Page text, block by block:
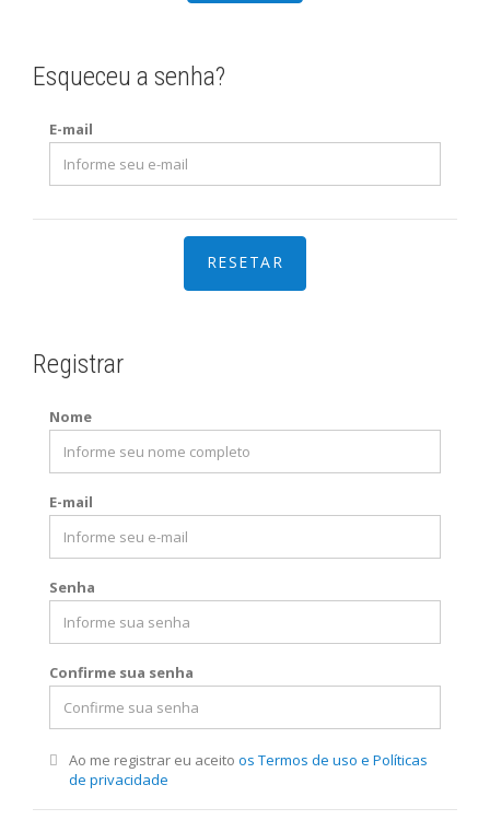
Esqueceu a senha?
E-mail
Registrar
Nome
E-mail
Senha
Confirme sua senha
Ao me registrar eu aceito os Termos de uso e Políticas
de privacidade